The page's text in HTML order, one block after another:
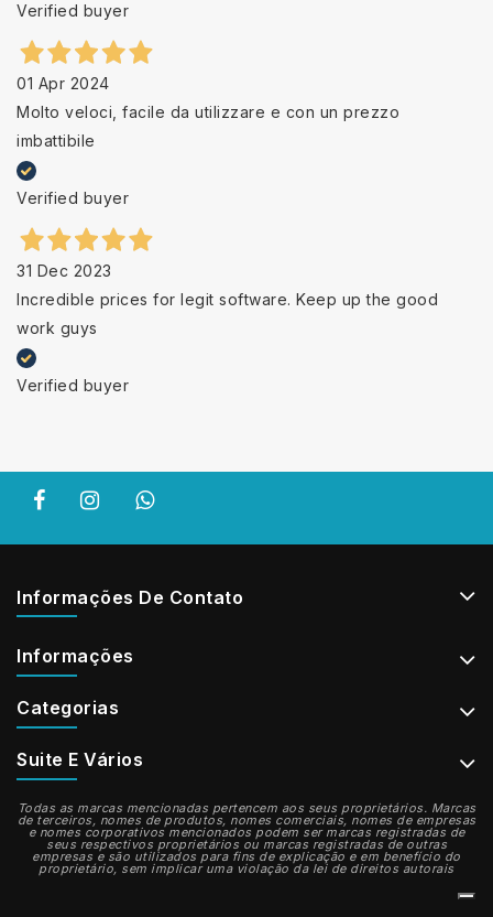
Verified buyer
01 Apr 2024
Molto veloci, facile da utilizzare e con un prezzo
imbattibile
Verified buyer
31 Dec 2023
Incredible prices for legit software. Keep up the good
work guys
Verified buyer
Informações De Contato
Informações
Categorias
Suite E Vários
Todas as marcas mencionadas pertencem aos seus proprietários. Marcas
de terceiros, nomes de produtos, nomes comerciais, nomes de empresas
e nomes corporativos mencionados podem ser marcas registradas de
seus respectivos proprietários ou marcas registradas de outras
empresas e são utilizados para fins de explicação e em benefício do
proprietário, sem implicar uma violação da lei de direitos autorais